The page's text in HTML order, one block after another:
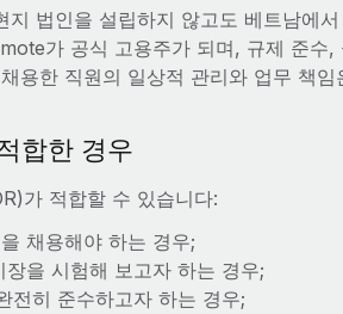
법인을 설립하지 않고도 베트남에
가 공식 고용주가 되며, 규제 준수
용한 직원의 일상적 관리와 업무 책임
합한 경우
가 적합할 수 있습니다:
채용해야 하는 경우;
을 시험해 보고자 하는 경우;
전히 준수하고자 하는 경우;